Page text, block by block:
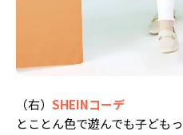
（右） SHEINコーデ
とことん色で遊んでも子ども